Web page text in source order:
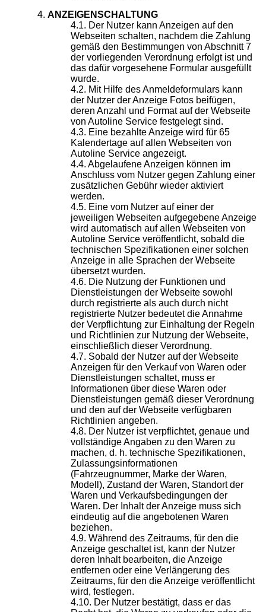
ANZEIGENSCHALTUNG
Der Nutzer kann Anzeigen auf den
Webseiten schalten, nachdem die Zahlung
gemäß den Bestimmungen von Abschnitt 7
der vorliegenden Verordnung erfolgt ist und
das dafür vorgesehene Formular ausgefüllt
wurde.
Mit Hilfe des Anmeldeformulars kann
der Nutzer der Anzeige Fotos beifügen,
deren Anzahl und Format auf der Webseite
von Autoline Service festgelegt sind.
Eine bezahlte Anzeige wird für 65
Kalendertage auf allen Webseiten von
Autoline Service angezeigt.
Abgelaufene Anzeigen können im
Anschluss vom Nutzer gegen Zahlung einer
zusätzlichen Gebühr wieder aktiviert
werden.
Eine vom Nutzer auf einer der
jeweiligen Webseiten aufgegebene Anzeige
wird automatisch auf allen Webseiten von
Autoline Service veröffentlicht, sobald die
technischen Spezifikationen einer solchen
Anzeige in alle Sprachen der Webseite
übersetzt wurden.
Die Nutzung der Funktionen und
Dienstleistungen der Webseite sowohl
durch registrierte als auch durch nicht
registrierte Nutzer bedeutet die Annahme
der Verpflichtung zur Einhaltung der Regeln
und Richtlinien zur Nutzung der Webseite,
einschließlich dieser Verordnung.
Sobald der Nutzer auf der Webseite
Anzeigen für den Verkauf von Waren oder
Dienstleistungen schaltet, muss er
Informationen über diese Waren oder
Dienstleistungen gemäß dieser Verordnung
und den auf der Webseite verfügbaren
Richtlinien angeben.
Der Nutzer ist verpflichtet, genaue und
vollständige Angaben zu den Waren zu
machen, d. h. technische Spezifikationen,
Zulassungsinformationen
(Fahrzeugnummer, Marke der Waren,
Modell), Zustand der Waren, Standort der
Waren und Verkaufsbedingungen der
Waren. Der Inhalt der Anzeige muss sich
eindeutig auf die angebotenen Waren
beziehen.
Während des Zeitraums, für den die
Anzeige geschaltet ist, kann der Nutzer
deren Inhalt bearbeiten, die Anzeige
entfernen oder eine Verlängerung des
Zeitraums, für den die Anzeige veröffentlicht
wird, festlegen.
Der Nutzer bestätigt, dass er das